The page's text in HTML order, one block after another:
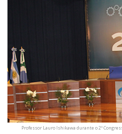
Professor Lauro Ishikawa durante o 2º